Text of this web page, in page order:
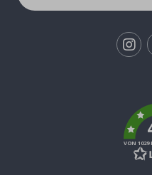
VON 1029